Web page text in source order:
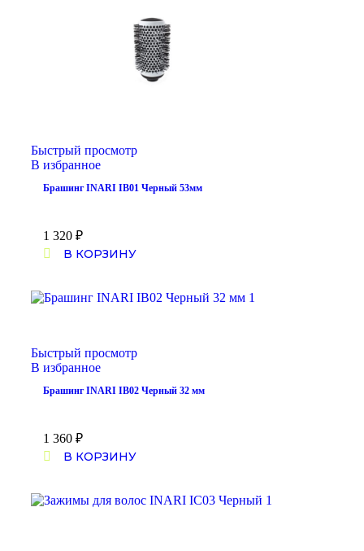
Быстрый просмотр
В избранное
Брашинг INARI IB01 Черный 53мм
1 320 ₽
В КОРЗИНУ
Быстрый просмотр
В избранное
Брашинг INARI IB02 Черный 32 мм
1 360 ₽
В КОРЗИНУ